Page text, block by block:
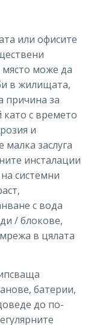
или офисите
може да
в жилищата,
причина за
с времето
и
заслуга
инсталации
системни
с вода
/ блокове,
в цялата
батерии,
до по-